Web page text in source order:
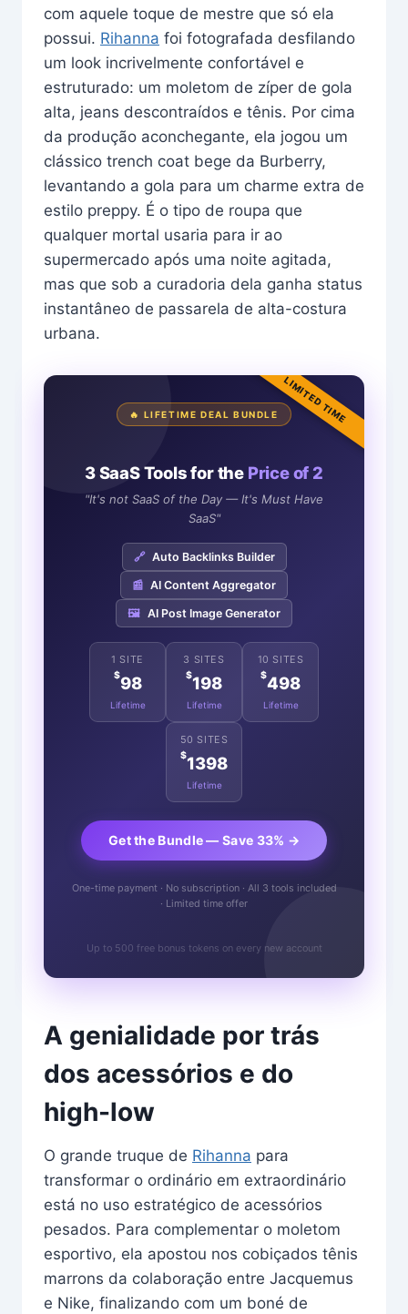
com aquele toque de mestre que só ela
possui. Rihanna foi fotografada desfilando
um look incrivelmente confortável e
estruturado: um moletom de zíper de gola
alta, jeans descontraídos e tênis. Por cima
da produção aconchegante, ela jogou um
clássico trench coat bege da Burberry,
levantando a gola para um charme extra de
estilo preppy. É o tipo de roupa que
qualquer mortal usaria para ir ao
supermercado após uma noite agitada,
mas que sob a curadoria dela ganha status
instantâneo de passarela de alta-costura
urbana.
LIMITED TIME
🔥 LIFETIME DEAL BUNDLE
3 SaaS Tools for the Price of 2
"It's not SaaS of the Day — It's Must Have
SaaS"
🔗 Auto Backlinks Builder
📰 AI Content Aggregator
🖼️ AI Post Image Generator
1 SITE
$98
Lifetime
3 SITES
$198
Lifetime
10 SITES
$498
Lifetime
50 SITES
$1398
Lifetime
Get the Bundle — Save 33% →
One-time payment · No subscription · All 3 tools included
· Limited time offer
Up to 500 free bonus tokens on every new account
A genialidade por trás
dos acessórios e do
high-low
O grande truque de Rihanna para
transformar o ordinário em extraordinário
está no uso estratégico de acessórios
pesados. Para complementar o moletom
esportivo, ela apostou nos cobiçados tênis
marrons da colaboração entre Jacquemus
e Nike, finalizando com um boné de